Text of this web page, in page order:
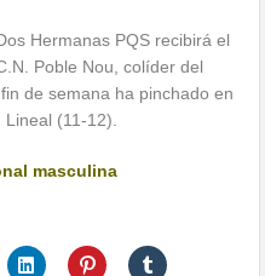
Hermanas PQS recibirá el
Poble Nou, colíder del
de semana ha pinchado en
(11-12).
masculina